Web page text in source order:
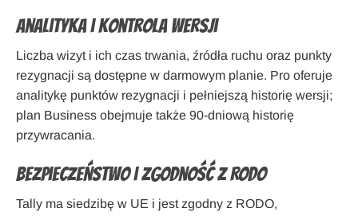
Analityka i kontrola wersji
Liczba wizyt i ich czas trwania, źródła ruchu oraz punkty
rezygnacji są dostępne w darmowym planie. Pro oferuje
analitykę punktów rezygnacji i pełniejszą historię wersji;
plan Business obejmuje także 90-dniową historię
przywracania.
Bezpieczeństwo i zgodność z RODO
Tally ma siedzibę w UE i jest zgodny z RODO,